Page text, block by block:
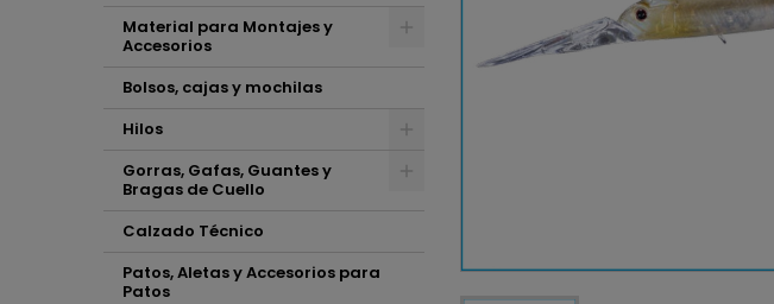
Material para Montajes y
Accesorios
Bolsos, cajas y mochilas
Hilos
Gorras, Gafas, Guantes y
Bragas de Cuello
Calzado Técnico
Patos, Aletas y Accesorios para
Patos